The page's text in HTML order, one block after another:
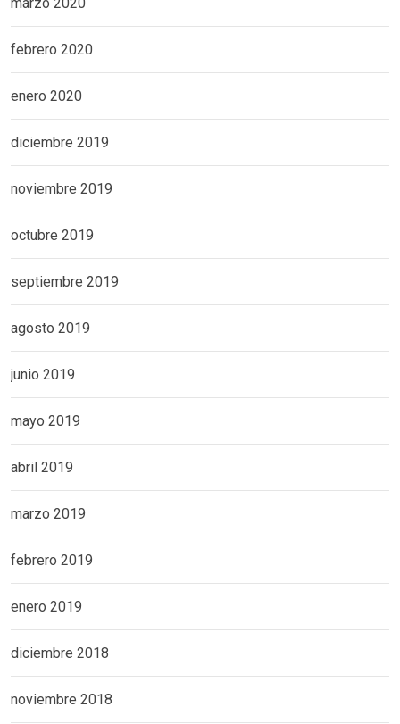
marzo 2020
febrero 2020
enero 2020
diciembre 2019
noviembre 2019
octubre 2019
septiembre 2019
agosto 2019
junio 2019
mayo 2019
abril 2019
marzo 2019
febrero 2019
enero 2019
diciembre 2018
noviembre 2018